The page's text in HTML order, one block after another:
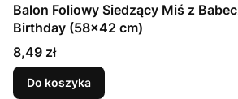
Balon Foliowy Siedzący Miś z
Birthday (58x42 cm)
Cena
8,49 zł
Do koszyka